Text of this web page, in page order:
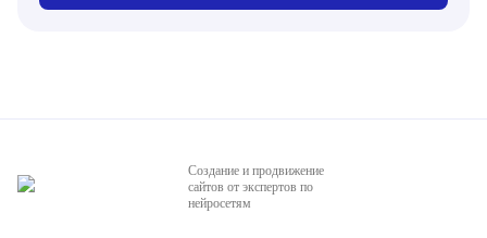
Создание и продвижение
сайтов от экспертов по
нейросетям